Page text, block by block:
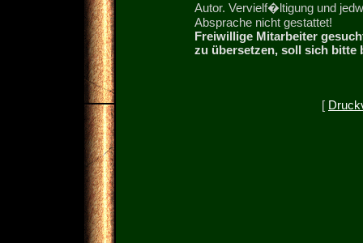
Autor. Vervielf�ltigung und
Absprache nicht gestattet!
Freiwillige Mitarbeiter
zu übersetzen, soll sich bitte
[